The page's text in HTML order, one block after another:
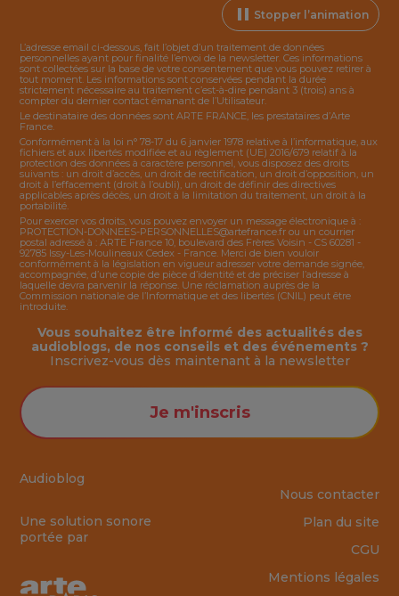
Stopper l’animation
L’adresse email ci-dessous, fait l’objet d’un traitement de données
personnelles ayant pour finalité l’envoi de la newsletter. Ces informations
sont collectées sur la base de votre consentement que vous pouvez retirer à
tout moment. Les informations sont conservées pendant la durée
strictement nécessaire au traitement c’est-à-dire pendant 3 (trois) ans à
compter du dernier contact émanant de l’Utilisateur.
Le destinataire des données sont ARTE FRANCE, les prestataires d’Arte
France.
Conformément à la loi n° 78-17 du 6 janvier 1978 relative à l’informatique, aux
fichiers et aux libertés modifiée et au règlement (UE) 2016/679 relatif à la
protection des données à caractère personnel, vous disposez des droits
suivants : un droit d’accès, un droit de rectification, un droit d’opposition, un
droit à l’effacement (droit à l’oubli), un droit de définir des directives
applicables après décès, un droit à la limitation du traitement, un droit à la
portabilité.
Pour exercer vos droits, vous pouvez envoyer un message électronique à :
PROTECTION-DONNEES-PERSONNELLES@artefrance.fr ou un courrier
postal adressé à : ARTE France 10, boulevard des Frères Voisin - CS 60281 -
92785 Issy-Les-Moulineaux Cedex - France. Merci de bien vouloir
conformément à la législation en vigueur adresser votre demande signée,
accompagnée, d’une copie de pièce d’identité et de préciser l’adresse à
laquelle devra parvenir la réponse. Une réclamation auprès de la
Commission nationale de l’Informatique et des libertés (CNIL) peut être
introduite.
Audioblog
Une solution sonore
portée par
Vous souhaitez être informé des actualités des
audioblogs, de nos conseils et des événements ?
Inscrivez-vous dès maintenant à la newsletter
Je m'inscris
Nous contacter
Plan du site
CGU
Mentions légales